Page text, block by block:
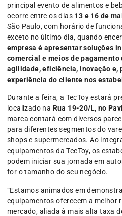
principal evento de alimentos e
ocorre entre os dias 13 e 16 de
São Paulo, com horário de
exceto no último dia, quando
empresa é apresentar soluções
comercial e meios de pagamento
agilidade, eficiência, inovação e,
experiência do cliente nos
Durante a feira, a TecToy estará
localizado na Rua 19-20/L, no
marca contará com diversos
para diferentes segmentos do
shops e supermercados. Ao
equipamentos da TecToy, os
podem iniciar sua jornada em
for o tamanho do seu negócio.
“Estamos animados em
equipamentos oferecem a melhor
mercado, aliada à mais alta taxa